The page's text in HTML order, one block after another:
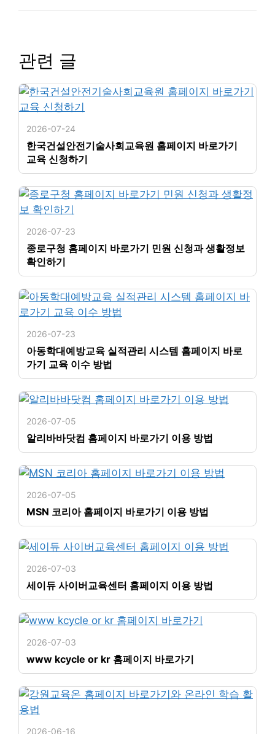
관련 글
2026-07-24
한국건설안전기술사회교육원 홈페이지 바로가기
교육 신청하기
2026-07-23
종로구청 홈페이지 바로가기 민원 신청과 생활정보
확인하기
2026-07-23
아동학대예방교육 실적관리 시스템 홈페이지 바로
가기 교육 이수 방법
2026-07-05
알리바바닷컴 홈페이지 바로가기 이용 방법
2026-07-05
MSN 코리아 홈페이지 바로가기 이용 방법
2026-07-03
세이듀 사이버교육센터 홈페이지 이용 방법
2026-07-03
www kcycle or kr 홈페이지 바로가기
2026-06-16